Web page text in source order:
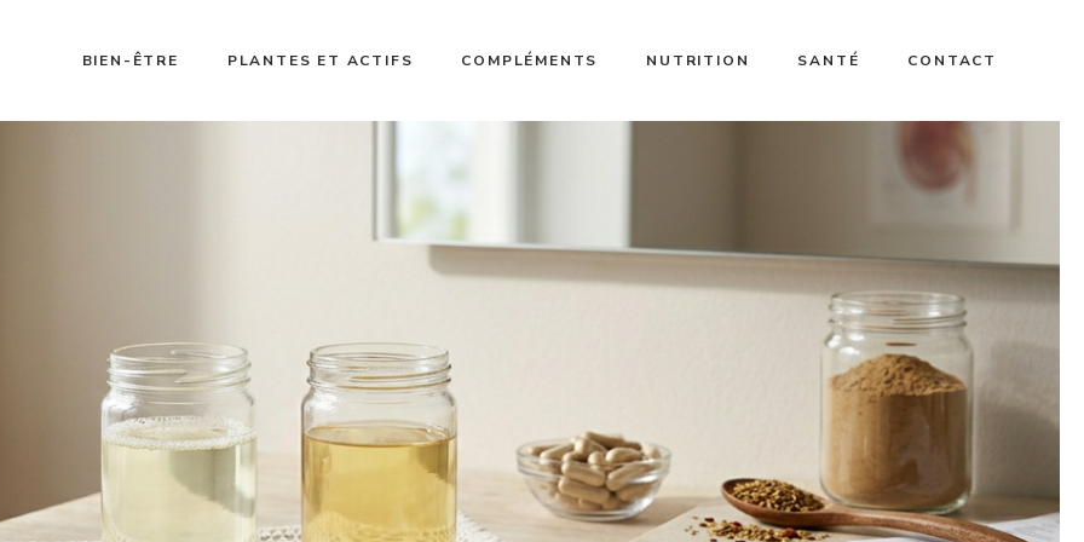
BIEN-ÊTRE PLANTES ET ACTIFS COMPLÉMENTS NUTRITION SANTÉ CONTACT